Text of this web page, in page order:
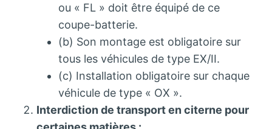
ou « FL » doit être équipé de ce
coupe-batterie.
(b) Son montage est obligatoire sur
tous les véhicules de type EX/II.
(c) Installation obligatoire sur chaque
véhicule de type « OX ».
Interdiction de transport en citerne pour